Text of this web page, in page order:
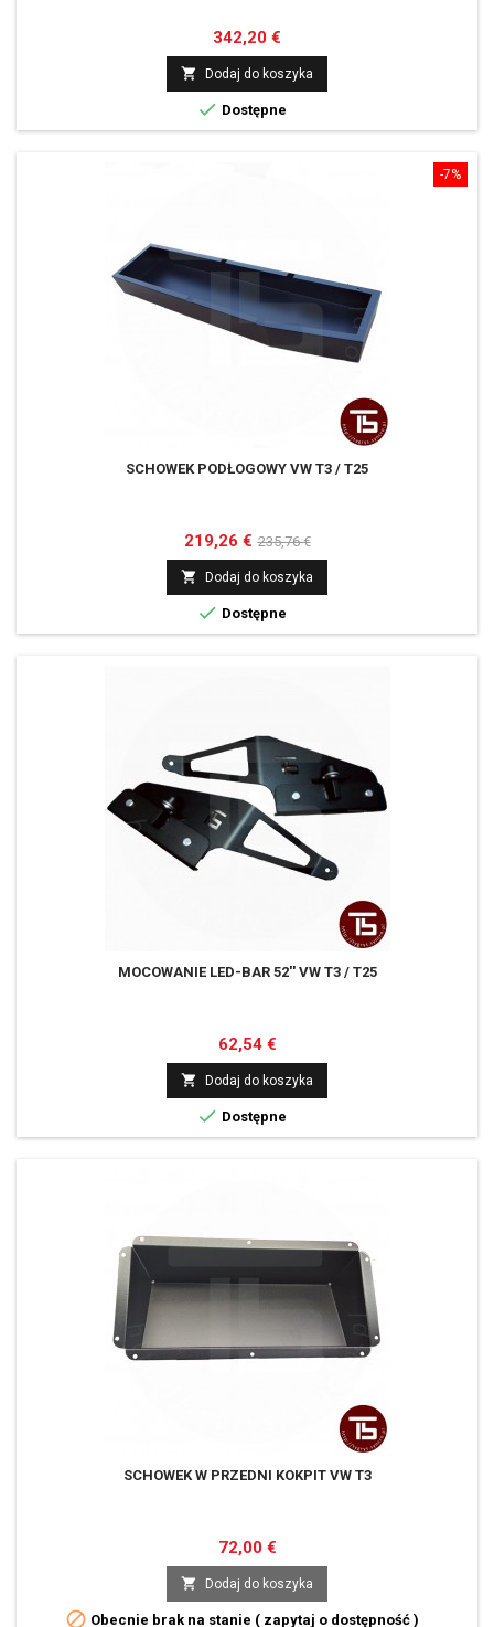
Cena
342,20 €
 Dodaj do koszyka
 Dostępne
-7%
SCHOWEK PODŁOGOWY VW T3 / T25
Cena
219,26 € Cena
podstawowa
235,76 €
 Dodaj do koszyka
 Dostępne
MOCOWANIE LED-BAR 52'' VW T3 / T25
Cena
62,54 €
 Dodaj do koszyka
 Dostępne
SCHOWEK W PRZEDNI KOKPIT VW T3
Cena
72,00 €
 Dodaj do koszyka
 Obecnie brak na stanie ( zapytaj o dostępność )